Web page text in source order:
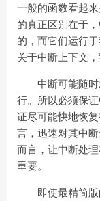
一般的函数看起
的真正区别在于
的，而它们运行
关于中断上下文，
中断可能随
行。所以必须保
证尽可能快地恢
言，迅速对其中
而言，让中断处
重要。
即使最精简